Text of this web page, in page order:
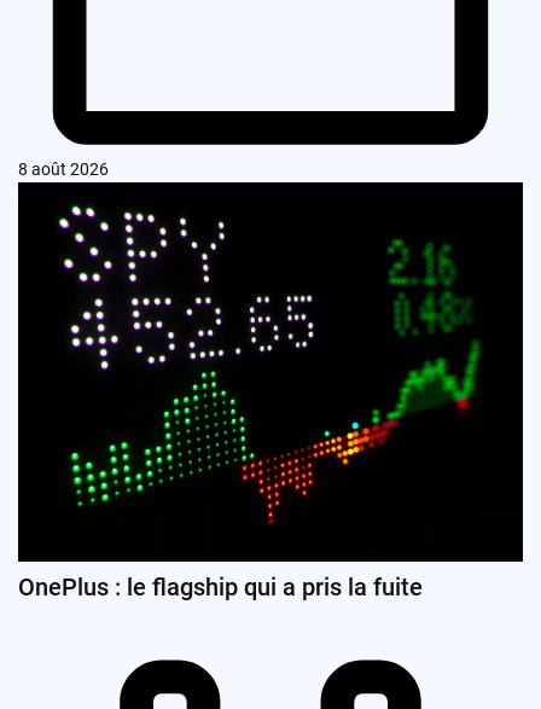
8 août 2026
OnePlus : le flagship qui a pris la fuite